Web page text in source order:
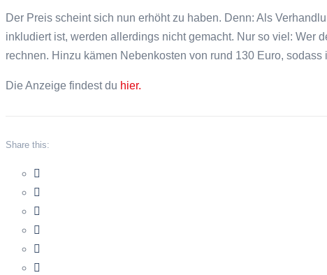
Der Preis scheint sich nun erhöht zu haben. Denn: Als
inkludiert ist, werden allerdings nicht gemacht. Nur so viel: Wer
rechnen. Hinzu kämen Nebenkosten von rund 130 Euro,
Die Anzeige findest du hier.
Share this: